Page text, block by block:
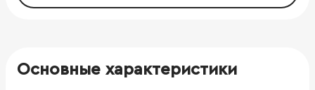
Основные характеристики